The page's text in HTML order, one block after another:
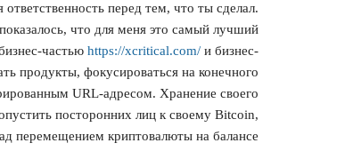
перед тем, что ты сделал.
что для меня это самый лучший
частью https://xcritical.com/ и бизнес-
продукты, фокусироваться на конечного
URL-адресом. Хранение своего
посторонних лиц к своему Bitcoin,
перемещением криптовалюты на балансе.